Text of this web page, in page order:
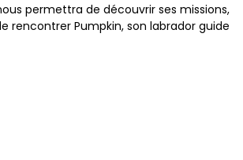
permettra de découvrir ses missions,
rencontrer Pumpkin, son labrador guide